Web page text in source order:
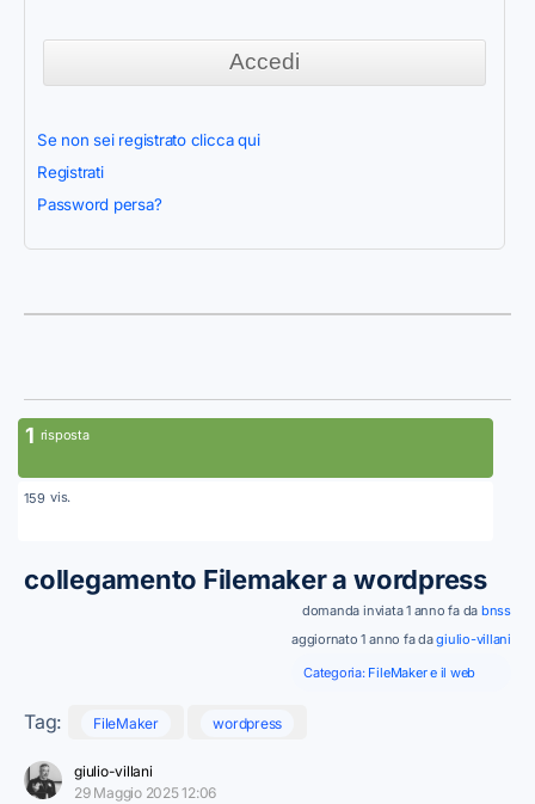
Se non sei registrato clicca qui
Registrati
Password persa?
1 risposta
159 vis.
collegamento Filemaker a wordpress
domanda inviata 1 anno fa da bnss
aggiornato 1 anno fa dagiulio-villani
Categoria: FileMaker e il web
Tag: FileMaker wordpress
giulio-villani
29 Maggio 2025 12:06